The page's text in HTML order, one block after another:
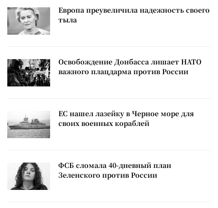
Европа преувеличила надежность своего
тыла
Освобождение Донбасса лишает НАТО
важного плацдарма против России
ЕС нашел лазейку в Черное море для
своих военных кораблей
ФСБ сломала 40-дневный план
Зеленского против России